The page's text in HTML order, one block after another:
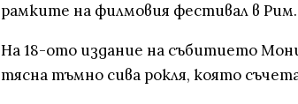
рамките на филмовия фестивал в Рим.
На 18-ото издание на събитието
тясна тъмно сива рокля, която